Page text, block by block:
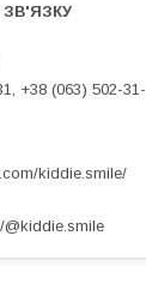
+38 (063) 502-31-
kiddie.smile/
@kiddie.smile